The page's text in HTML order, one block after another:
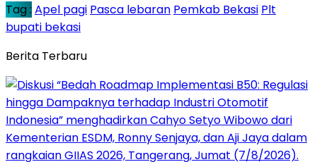
Tag : Apel pagi Pasca lebaran Pemkab Bekasi Plt
bupati bekasi
Berita Terbaru